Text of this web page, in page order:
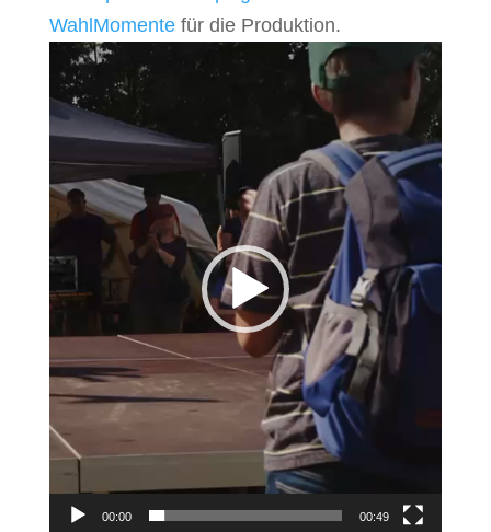
WahlMomentefür die Produktion.
Video-
Player
00:00 00:49